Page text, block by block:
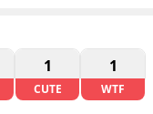
1
CUTE
1
WTF